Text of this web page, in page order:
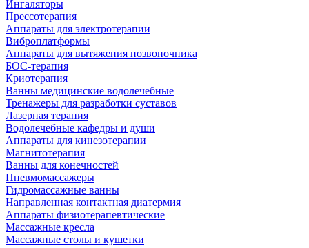
Ингаляторы
Прессотерапия
Аппараты для электротерапии
Виброплатформы
Аппараты для вытяжения позвоночника
БОС-терапия
Криотерапия
Ванны медицинские водолечебные
Тренажеры для разработки суставов
Лазерная терапия
Водолечебные кафедры и души
Аппараты для кинезотерапии
Магнитотерапия
Ванны для конечностей
Пневмомассажеры
Гидромассажные ванны
Направленная контактная диатермия
Аппараты физиотерапевтические
Массажные кресла
Массажные столы и кушетки